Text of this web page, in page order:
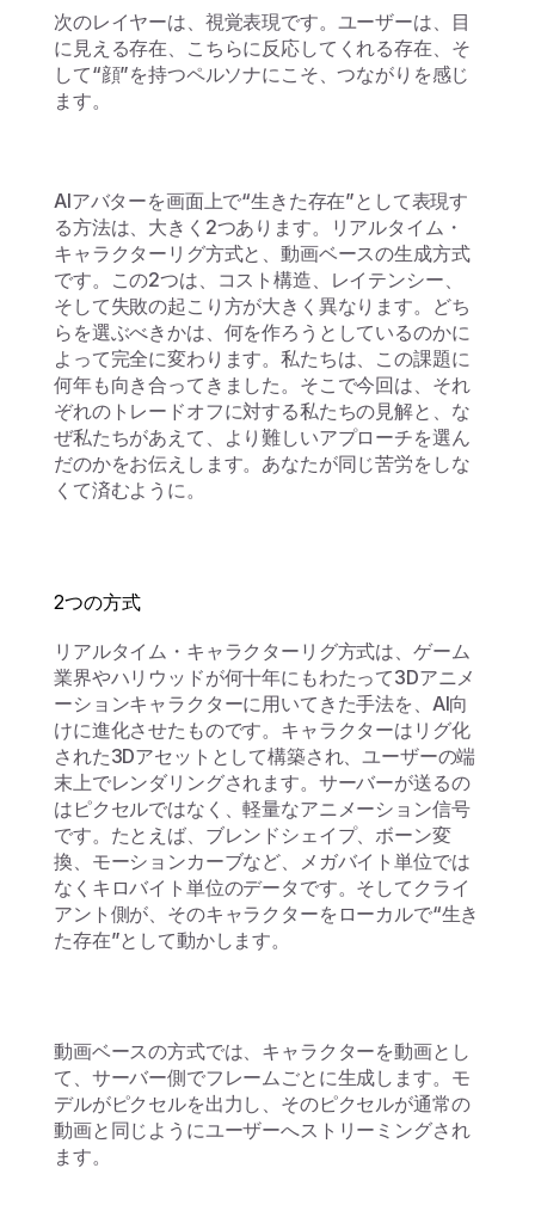
次のレイヤーは、視覚表現です。ユーザーは、目
に見える存在、こちらに反応してくれる存在、そ
して“顔”を持つペルソナにこそ、つながりを感じ
ます。
AIアバターを画面上で“生きた存在”として表現す
る方法は、大きく2つあります。リアルタイム・
キャラクターリグ方式と、動画ベースの生成方式
です。この2つは、コスト構造、レイテンシー、
そして失敗の起こり方が大きく異なります。どち
らを選ぶべきかは、何を作ろうとしているのかに
よって完全に変わります。私たちは、この課題に
何年も向き合ってきました。そこで今回は、それ
ぞれのトレードオフに対する私たちの見解と、な
ぜ私たちがあえて、より難しいアプローチを選ん
だのかをお伝えします。あなたが同じ苦労をしな
くて済むように。
2つの方式
リアルタイム・キャラクターリグ方式は、ゲーム
業界やハリウッドが何十年にもわたって3Dアニメ
ーションキャラクターに用いてきた手法を、AI向
けに進化させたものです。キャラクターはリグ化
された3Dアセットとして構築され、ユーザーの端
末上でレンダリングされます。サーバーが送るの
はピクセルではなく、軽量なアニメーション信号
です。たとえば、ブレンドシェイプ、ボーン変
換、モーションカーブなど、メガバイト単位では
なくキロバイト単位のデータです。そしてクライ
アント側が、そのキャラクターをローカルで“生き
た存在”として動かします。
動画ベースの方式では、キャラクターを動画とし
て、サーバー側でフレームごとに生成します。モ
デルがピクセルを出力し、そのピクセルが通常の
動画と同じようにユーザーへストリーミングされ
ます。